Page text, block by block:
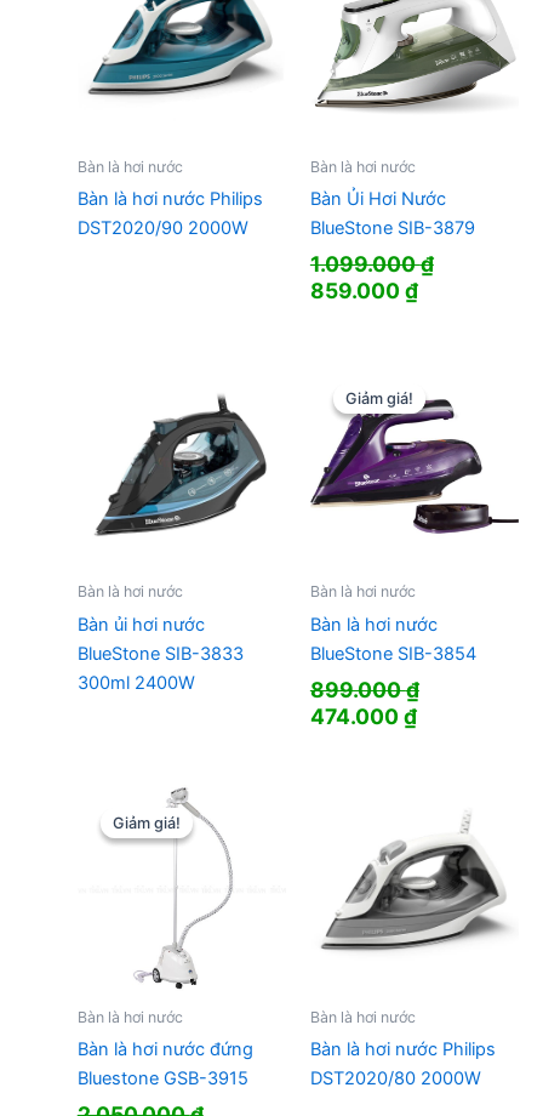
Bàn là hơi nước
Bàn là hơi nước Philips
DST2020/90 2000W
Bàn là hơi nước
Bàn Ủi Hơi Nước
BlueStone SIB-3879
1.099.000₫
Giá
859.000₫Giá
859.000 ₫.
Bàn là hơi nước
Bàn ủi hơi nước
BlueStone SIB-3833
300ml 2400W
Giảm giá!
Giảm giá!
Bàn là hơi nước
Bàn là hơi nước
BlueStone SIB-3854
899.000₫
Giá
474.000₫Giá
474.000 ₫.
Giảm giá!
Giảm giá!
Bàn là hơi nước
Bàn là hơi nước đứng
Bluestone GSB-3915
Bàn là hơi nước
Bàn là hơi nước Philips
DST2020/80 2000W